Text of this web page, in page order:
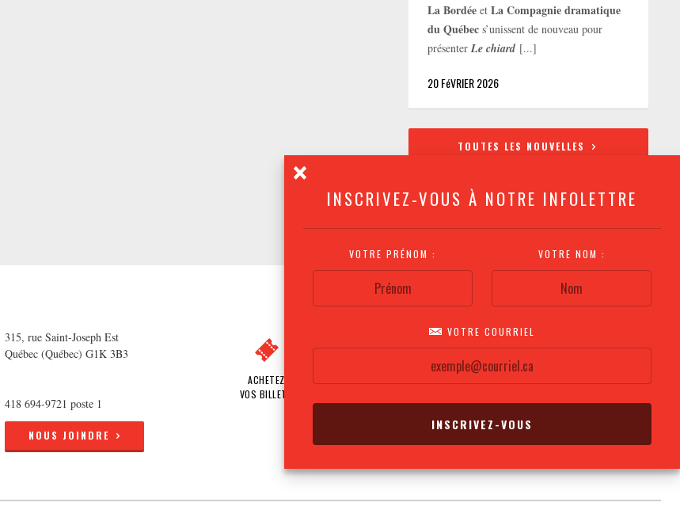
INSCRIVEZ-VOUS À NOTRE INFOLETTRE
VOTRE PRÉNOM : VOTRE NOM :
VOTRE COURRIEL
La Bordée etLa Compagnie dramatique
du Québec s’unissent de nouveau pour
présenterLe chiard [...]
20 FéVRIER 2026
TOUTES LES NOUVELLES
315, rue Saint-Joseph Est
Québec (Québec) G1K 3B3
418 694-9721 poste 1
NOUS JOINDRE
ACHETEZ
VOS BILLETS